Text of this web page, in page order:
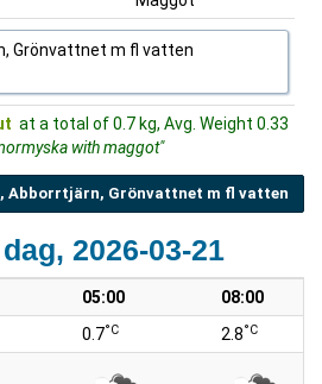
Grönvattnet m fl vatten
at a total of 0.7 kg, Avg. Weight 0.33
with maggot"
Abborrtjärn, Grönvattnet m fl vatten
2026-03-21
05:00 08:00
0.7°C 2.8°C